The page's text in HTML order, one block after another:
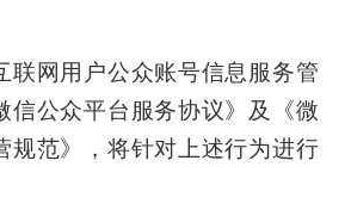
联网用户公众账号信息服务管
信公众平台服务协议》及《微
规范》，将针对上述行为进行